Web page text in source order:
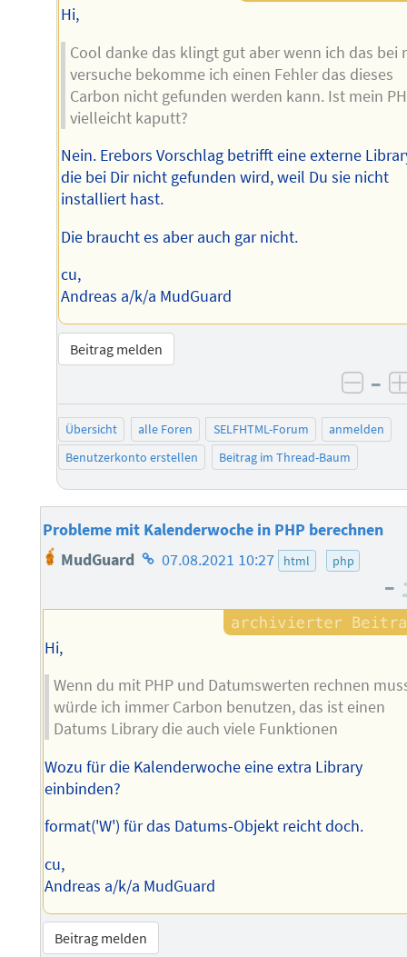
Hi,
Cool danke das klingt gut aber wenn ich das bei
versuche bekomme ich einen Fehler das dieses
Carbon nicht gefunden werden kann. Ist mein
vielleicht kaputt?
Nein. Erebors Vorschlag betrifft eine externe
die bei Dir nicht gefunden wird, weil Du sie nicht
installiert hast.
Die braucht es aber auch gar nicht.
cu,
Andreas a/k/a MudGuard
Beitrag melden
–
Übersicht alle Foren SELFHTML-Forum
anmelden
Benutzerkonto erstellen
Beitrag im Thread-Baum
Probleme mit Kalenderwoche in PHP berechnen
MudGuard Homepage
Autors
07.08.2021 10:27 html php
–
Hi,
Wenn du mit PHP und Datumswerten rechnen
würde ich immer Carbon benutzen, das ist einen
Datums Library die auch viele Funktionen
Wozu für die Kalenderwoche eine extra Library
einbinden?
format('W') für das Datums-Objekt reicht doch.
cu,
Andreas a/k/a MudGuard
Beitrag melden